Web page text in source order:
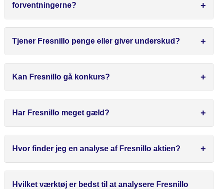
forventningerne?
Tjener Fresnillo penge eller giver underskud?
Kan Fresnillo gå konkurs?
Har Fresnillo meget gæld?
Hvor finder jeg en analyse af Fresnillo aktien?
Hvilket værktøj er bedst til at analysere Fresnillo